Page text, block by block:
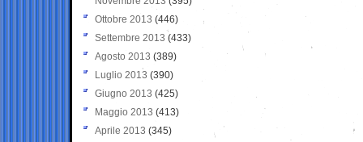
Ottobre 2013 (446)
Settembre 2013 (433)
Agosto 2013 (389)
Luglio 2013 (390)
Giugno 2013 (425)
Maggio 2013 (413)
Aprile 2013 (345)